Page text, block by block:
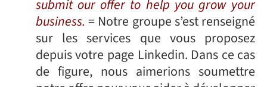
submit our offer to help you grow your
business. = Notre groupe s’est renseigné
sur les services que vous proposez
depuis votre page Linkedin. Dans ce cas
de figure, nous aimerions soumettre